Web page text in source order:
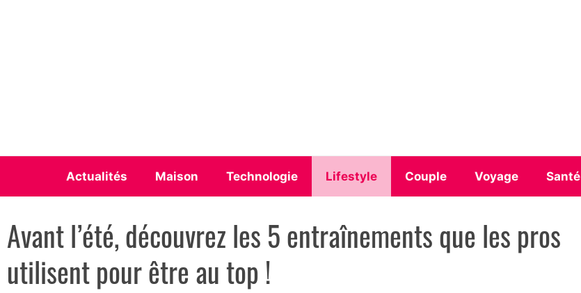
Actualités Maison Technologie Lifestyle Couple Voyage Santé
Avant l’été, découvrez les 5 entraînements que les pros
utilisent pour être au top !